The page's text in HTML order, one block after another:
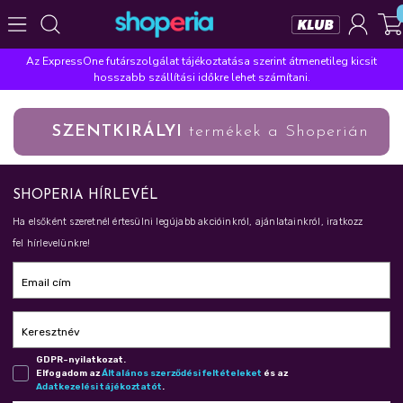
Népszerű kategóriák
Szépségápolás Élelmiszer Mosás Mosogatás
Takarítás Baba-mama Háztartás
Pampers Lenor
Népszerű keresések
Az ExpressOne futárszolgálat tájékoztatása szerint átmenetileg kicsit
hosszabb szállítási időkre lehet számítani.
SZENTKIRÁLYI termékek a Shoperián
SHOPERIA HÍRLEVÉL
Ha elsőként szeretnél értesülni legújabb akcióinkról, ajánlatainkról, iratkozz
fel hírlevelünkre!
Email cím
Keresztnév
GDPR-nyilatkozat.
Elfogadom azÁl­ta­lá­nos szer­ző­dé­si fel­té­te­le­ket és az
Adat­ke­ze­lé­si tá­jé­koz­ta­tót.